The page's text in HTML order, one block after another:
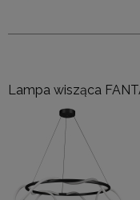
Lampa wisząca